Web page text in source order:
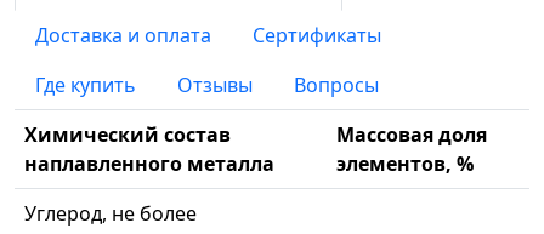
Доставка и оплата
Сертификаты
Где купить
Отзывы
Вопросы
Химический состав
наплавленного металла
Массовая доля
элементов, %
Углерод, не более